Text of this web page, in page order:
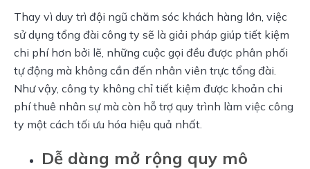
Thay vì duy trì đội ngũ chăm sóc khách hàng lớn, việc
sử dụng tổng đài công ty sẽ là giải pháp giúp tiết kiệm
chi phí hơn bởi lẽ, những cuộc gọi đều được phân phối
tự động mà không cần đến nhân viên trực tổng đài.
Như vậy, công ty không chỉ tiết kiệm được khoản chi
phí thuê nhân sự mà còn hỗ trợ quy trình làm việc công
ty một cách tối ưu hóa hiệu quả nhất.
Dễ dàng mở rộng quy mô